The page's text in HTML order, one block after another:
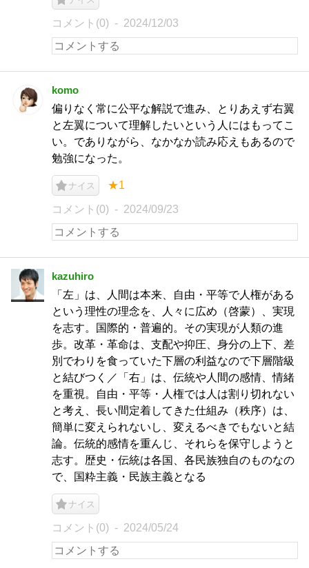
コメント(0) 2024/12/03
komo
偏りなく常に公平な解説で進み、とりあえず右翼
と左翼について理解したいという人にはもってこ
い。でありながら、なかなか読み応えもあるので
勉強になった。
ナイス ★1
コメント(0) 2024/09/23
kazuhiro
「左」は、人間は本来、自由・平等で人権がある
という理性の理念を、人々に広め（啓蒙）、実現
を志す。国際的・普遍的。その実現が人類の進
歩。改革・革命は、支配や抑圧、身分の上下、差
別でわりを食っていた下層の利益なので下層階級
と結びつく／「右」は、伝統や人間の感情、情緒
を重視。自由・平等・人権では人は割り切れない
と考え、長い間定着してきた仕組み（秩序）は、
簡単に変えられないし、変えるべきでもないと結
論。伝統的感情を重んじ、それらを保守しようと
志す。歴史・伝統は各国、各民族独自のものなの
で、国粋主義・民族主義となる
ナイス
コメント(0) 2024/05/24